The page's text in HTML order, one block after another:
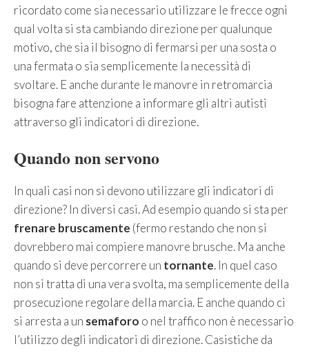
ricordato come sia necessario utilizzare le frecce ogni
qual volta si sta cambiando direzione per qualunque
motivo, che sia il bisogno di fermarsi per una sosta o
una fermata o sia semplicemente la necessità di
svoltare. E anche durante le manovre in retromarcia
bisogna fare attenzione a informare gli altri autisti
attraverso gli indicatori di direzione.
Quando non servono
In quali casi non si devono utilizzare gli indicatori di
direzione? In diversi casi. Ad esempio quando si sta per
frenare bruscamente (fermo restando che non si
dovrebbero mai compiere manovre brusche. Ma anche
quando si deve percorrere un tornante. In quel caso
non si tratta di una vera svolta, ma semplicemente della
prosecuzione regolare della marcia. E anche quando ci
si arresta a un semaforo o nel traffico non è necessario
l’utilizzo degli indicatori di direzione. Casistiche da